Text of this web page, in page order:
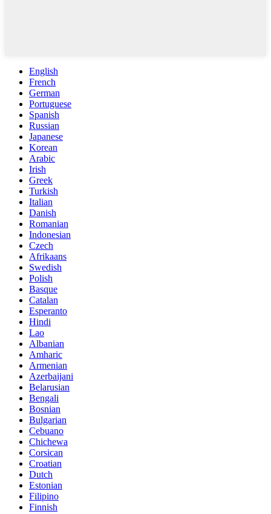
English
French
German
Portuguese
Spanish
Russian
Japanese
Korean
Arabic
Irish
Greek
Turkish
Italian
Danish
Romanian
Indonesian
Czech
Afrikaans
Swedish
Polish
Basque
Catalan
Esperanto
Hindi
Lao
Albanian
Amharic
Armenian
Azerbaijani
Belarusian
Bengali
Bosnian
Bulgarian
Cebuano
Chichewa
Corsican
Croatian
Dutch
Estonian
Filipino
Finnish